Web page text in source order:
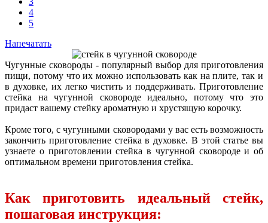
4
5
Напечатать
Чугунные сковороды - популярный выбор для приготовления
пищи, потому что их можно использовать как на плите, так и
в духовке, их легко чистить и поддерживать. Приготовление
стейка на чугунной сковороде идеально, потому что это
придаст вашему стейку ароматную и хрустящую корочку.
Кроме того, с чугунными сковородами у вас есть возможность
закончить приготовление стейка в духовке. В этой статье вы
узнаете о приготовлении стейка в чугунной сковороде и об
оптимальном времени приготовления стейка.
Как приготовить идеальный стейк,
пошаговая инструкция: